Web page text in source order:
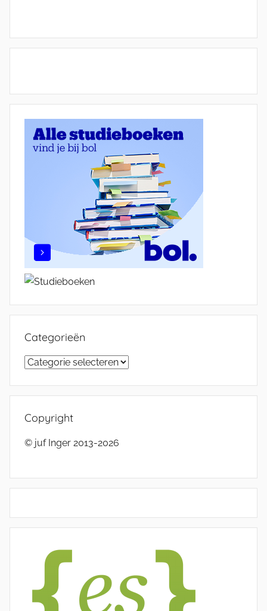
Categorieën
Categorieën
Copyright
© juf Inger 2013-2026